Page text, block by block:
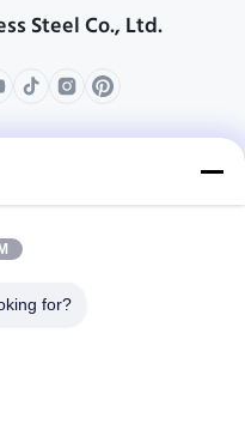
Steel Co., Ltd.
Unternehmensprofil
Fabrik-Ausflug
Fälle for?